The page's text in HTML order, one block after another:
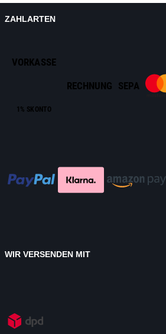
ZAHLARTEN
VORKASSE
1% SKONTO
RECHNUNG SEPA
WIR VERSENDEN MIT